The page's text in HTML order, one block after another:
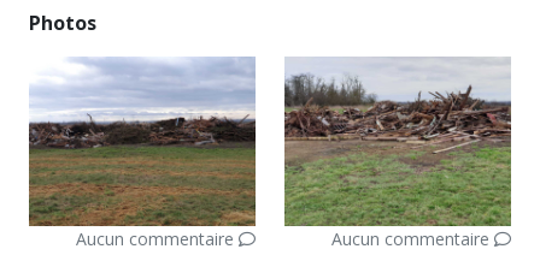
Photos
Aucun commentaire Aucun commentaire